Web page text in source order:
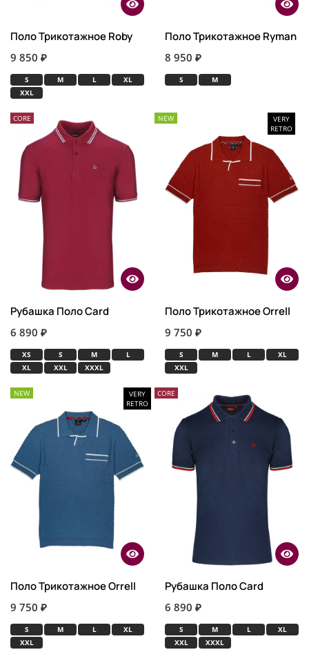
Поло Трикотажное Roby
9 850 ₽
S M L
XL
XXL
Поло Трикотажное Ryman
8 950 ₽
S M
CORE
Рубашка Поло Card
6 890 ₽
XS S M
L
XL
XXL XXXL
NEW
VERY
RETRO
Поло Трикотажное Orrell
9 750 ₽
S M L
XL
XXL
NEW
VERY
RETRO
Поло Трикотажное Orrell
9 750 ₽
S M L
XL
XXL
CORE
Рубашка Поло Card
6 890 ₽
S M L
XL
XXL
XXXL